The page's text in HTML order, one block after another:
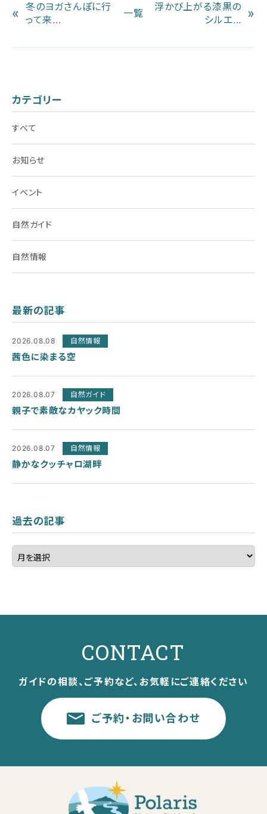
«
冬のヨガさんぽに行
って来...
一覧
浮かび上がる漆黒の
シルエ...
»
カテゴリー
すべて
お知らせ
イベント
自然ガイド
自然情報
最新の記事
2026.08.08 自然情報
茜色に染まる空
2026.08.07 自然ガイド
親子で素敵なカヤック時間
2026.08.07 自然情報
静かなクッチャロ湖畔
過去の記事
CONTACT
ガイドの相談、ご予約など、お気軽にご連絡ください
ご予約・お問い合わせ